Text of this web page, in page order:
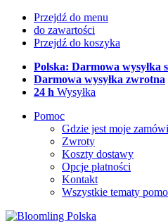
Przejdź do menu
do zawartości
Przejdź do koszyka
Polska: Darmowa wysyłka
Darmowa wysyłka zwrotna
24 h Wysyłka
Pomoc
Gdzie jest moje
Zwroty
Koszty dostawy
Opcje płatności
Kontakt
Wszystkie tematy